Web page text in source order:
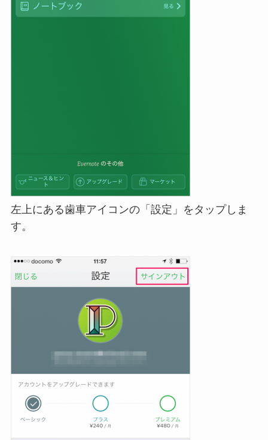
左上にある歯車アイコンの「設定」をタップしま
す。